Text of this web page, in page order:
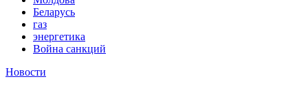
Беларусь
газ
энергетика
Война санкций
Новости